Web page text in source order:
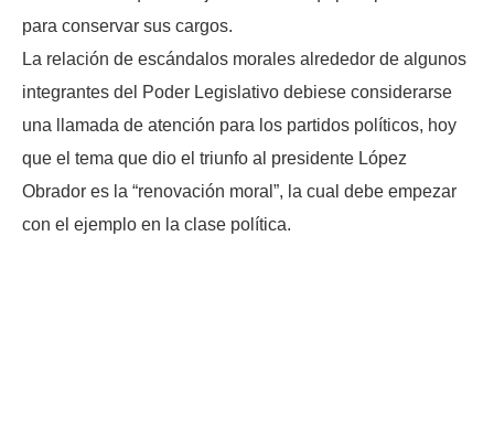
para conservar sus cargos.
La relación de escándalos morales alrededor de algunos
integrantes del Poder Legislativo debiese considerarse
una llamada de atención para los partidos políticos, hoy
que el tema que dio el triunfo al presidente López
Obrador es la “renovación moral”, la cual debe empezar
con el ejemplo en la clase política.